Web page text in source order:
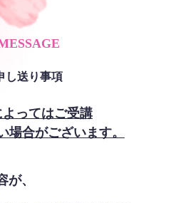
し送り事項
ってはご受講
場合がございます。
が、